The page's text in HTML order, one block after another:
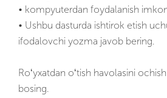
• kompyuterdan foydalanish
• Ushbu dasturda ishtirok etish
ifodalovchi yozma javob bering.
Roʻyxatdan oʻtish havolasini
bosing.